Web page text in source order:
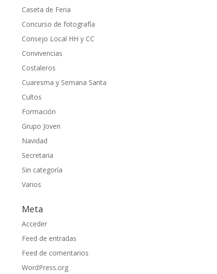
Caseta de Feria
Concurso de fotografía
Consejo Local HH y CC
Convivencias
Costaleros
Cuaresma y Semana Santa
Cultos
Formación
Grupo Joven
Navidad
Secretaria
Sin categoría
Varios
Meta
Acceder
Feed de entradas
Feed de comentarios
WordPress.org